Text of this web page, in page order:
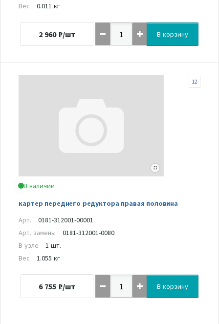
Вес
0.011 кг
2 960 ₽/шт В корзину
В наличии
картер переднего редуктора правая половина
12
Арт.
0181-312001-00001
Арт. замены
0181-312001-0080
В узле
1 шт.
Вес
1.055 кг
6 755 ₽/шт В корзину